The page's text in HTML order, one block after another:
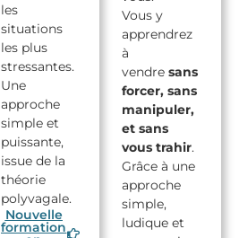
Vous y
apprendrez
à
vendresans
forcer, sans
manipuler,
et sans
vous trahir.
Grâce à une
approche
simple,
ludique et
les
situations
les plus
stressantes.
Une
approche
simple et
puissante,
issue de la
théorie
polyvagale.
Nouvelle
formation